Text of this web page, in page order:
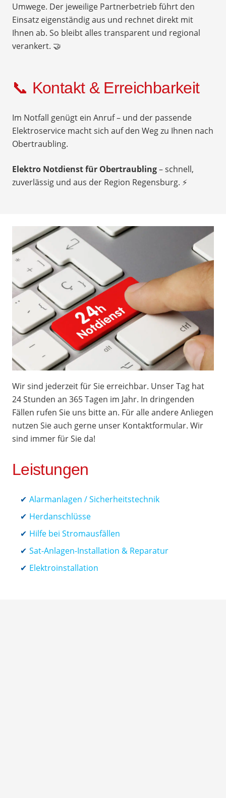
Umwege. Der jeweilige Partnerbetrieb führt den
Einsatz eigenständig aus und rechnet direkt mit
Ihnen ab. So bleibt alles transparent und regional
verankert. 🤝
📞 Kontakt & Erreichbarkeit
Im Notfall genügt ein Anruf – und der passende
Elektroservice macht sich auf den Weg zu Ihnen nach
Obertraubling.
Elektro Notdienst für Obertraubling– schnell,
zuverlässig und aus der Region Regensburg. ⚡
Wir sind jederzeit für Sie erreichbar. Unser Tag hat
24 Stunden an 365 Tagen im Jahr. In dringenden
Fällen rufen Sie uns bitte an. Für alle andere Anliegen
nutzen Sie auch gerne unser Kontaktformular. Wir
sind immer für Sie da!
Leistungen
Alarmanlagen / Sicherheitstechnik
Herdanschlüsse
Hilfe bei Stromausfällen
Sat-Anlagen-Installation & Reparatur
Elektroinstallation